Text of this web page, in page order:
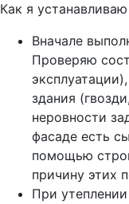
Как я
Вначале
Проверяю
здания
неровности
фасаде есть
помощью
причину этих
При